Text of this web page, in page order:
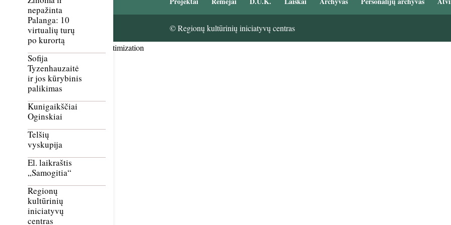
nepažinta
Palanga: 10
virtualių turų
po kurortą
Sofija
Tyzenhauzaitė
ir jos kūrybinis
palikimas
Kunigaikščiai
Oginskiai
Telšių
vyskupija
El. laikraštis
„Samogitia“
Regionų
kultūrinių
iniciatyvų
centras
© Regionų kultūrinių iniciatyvų centras
Smush Image Compression and Optimization